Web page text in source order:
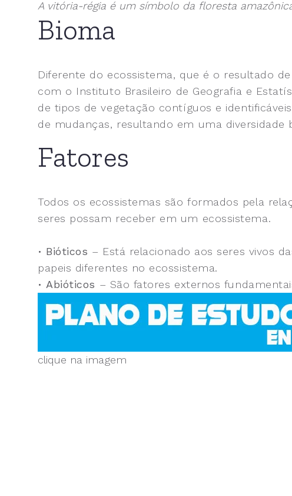
A vitória-régia é um símbolo da floresta
Bioma
Diferente do ecossistema, que é o resultado
com o Instituto Brasileiro de Geografia e
de tipos de vegetação contíguos e
de mudanças, resultando em uma diversidade
Fatores
Todos os ecossistemas são formados pela
seres possam receber em um ecossistema.
• Bióticos – Está relacionado aos seres vivos
papeis diferentes no ecossistema.
• Abióticos – São fatores externos
clique na imagem